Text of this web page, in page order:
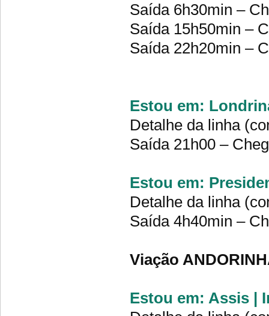
Saída 6h30min –
Saída 15h50min –
Saída 22h20min –
Estou em:
Detalhe da linha
Saída 21h00 –
Estou em:
Detalhe da linha
Saída 4h40min –
Viação
Estou em: Assis |